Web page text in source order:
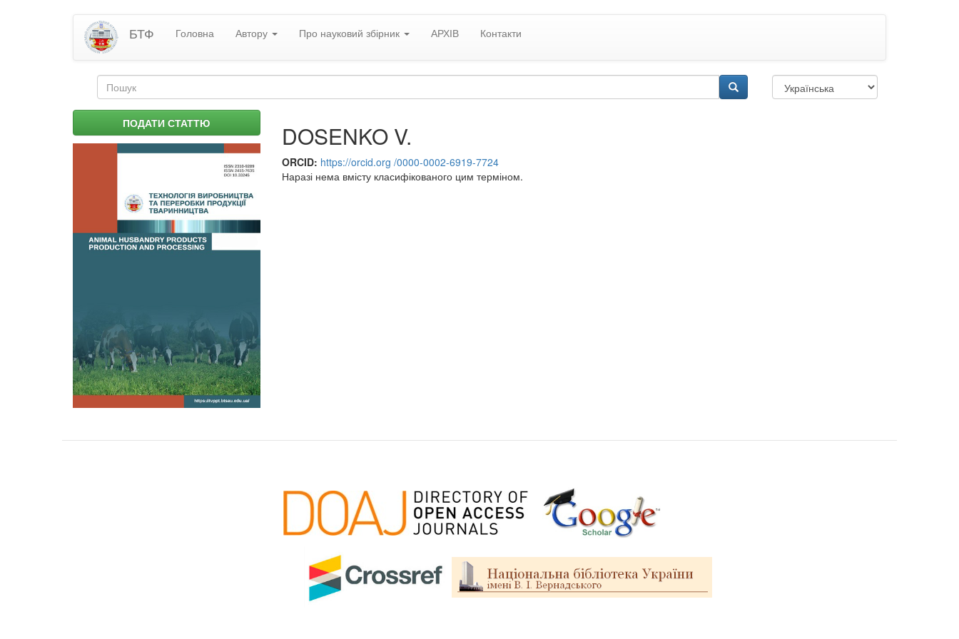
БТФ Головна Автору Про науковий збірник АРХІВ Контакти
Пошукова
форма
ПОДАТИ СТАТТЮ DOSENKO V.
ORCID: https://orcid.org /0000-0002-6919-7724
Наразі нема вмісту класифікованого цим терміном.